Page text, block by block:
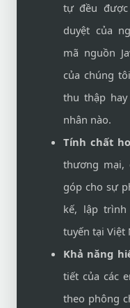
tự đều
duyệt của
mã nguồn
của chúng
thu thập
nhân nào.
Tính chất
thương mại,
góp cho sự
kế, lập
tuyến tại Việt
Khả năng
tiết của các
theo phông